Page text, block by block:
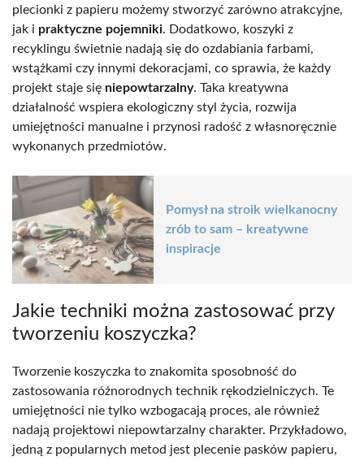
plecionki z papieru możemy stworzyć zarówno atrakcyjne,
jak i praktyczne pojemniki. Dodatkowo, koszyki z
recyklingu świetnie nadają się do ozdabiania farbami,
wstążkami czy innymi dekoracjami, co sprawia, że każdy
projekt staje się niepowtarzalny. Taka kreatywna
działalność wspiera ekologiczny styl życia, rozwija
umiejętności manualne i przynosi radość z własnoręcznie
wykonanych przedmiotów.
Pomysł na stroik wielkanocny
zrób to sam – kreatywne
inspiracje
Jakie techniki można zastosować przy
tworzeniu koszyczka?
Tworzenie koszyczka to znakomita sposobność do
zastosowania różnorodnych technik rękodzielniczych. Te
umiejętności nie tylko wzbogacają proces, ale również
nadają projektowi niepowtarzalny charakter. Przykładowo,
jedną z popularnych metod jest plecenie pasków papieru,